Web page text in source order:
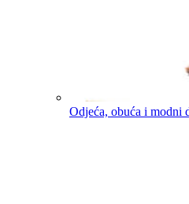
Odjeća, obuća i modni